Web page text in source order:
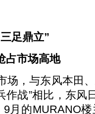
足鼎立”
占市场高地
场，与东风本田
作战”相比，东风
月的MURANO